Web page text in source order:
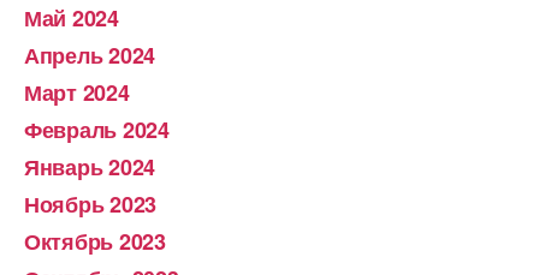
Май 2024
Апрель 2024
Март 2024
Февраль 2024
Январь 2024
Ноябрь 2023
Октябрь 2023